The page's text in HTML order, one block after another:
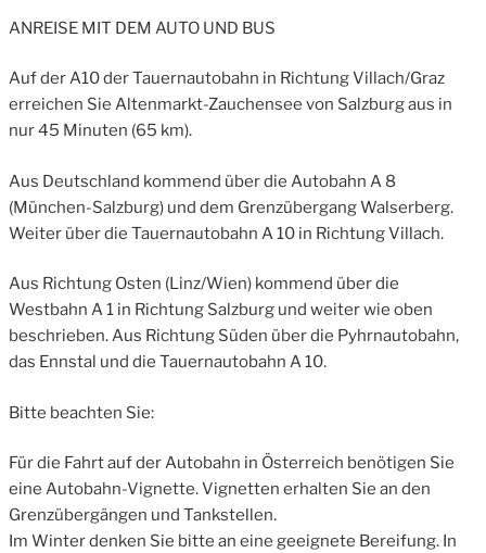
ANREISE MIT DEM AUTO UND BUS
Auf der A10 der Tauernautobahn in Richtung Villach/Graz
erreichen Sie Altenmarkt-Zauchensee von Salzburg aus in
nur 45 Minuten (65 km).
Aus Deutschland kommend über die Autobahn A 8
(München-Salzburg) und dem Grenzübergang Walserberg.
Weiter über die Tauernautobahn A 10 in Richtung Villach.
Aus Richtung Osten (Linz/Wien) kommend über die
Westbahn A 1 in Richtung Salzburg und weiter wie oben
beschrieben. Aus Richtung Süden über die Pyhrnautobahn,
das Ennstal und die Tauernautobahn A 10.
Bitte beachten Sie:
Für die Fahrt auf der Autobahn in Österreich benötigen Sie
eine Autobahn-Vignette. Vignetten erhalten Sie an den
Grenzübergängen und Tankstellen.
Im Winter denken Sie bitte an eine geeignete Bereifung. In